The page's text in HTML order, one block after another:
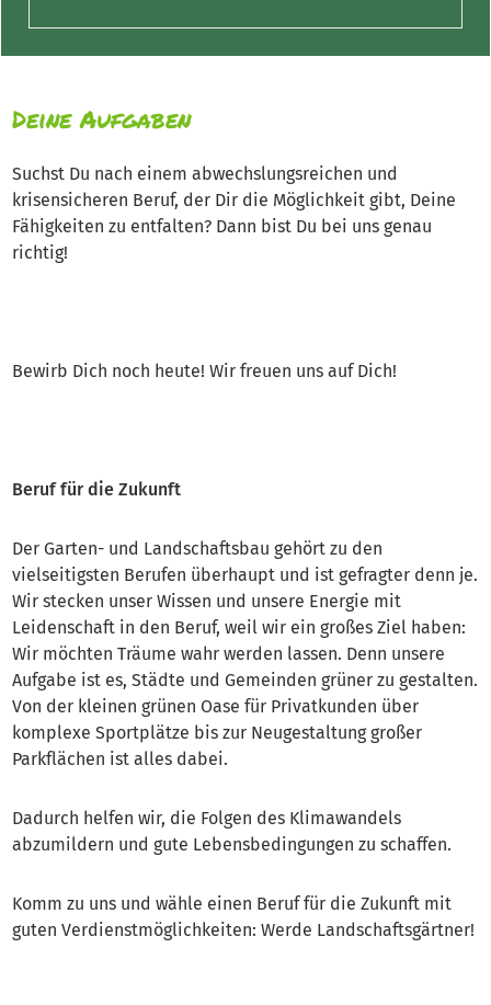
Deine Aufgaben
Suchst Du nach einem abwechslungsreichen und
krisensicheren Beruf, der Dir die Möglichkeit gibt, Deine
Fähigkeiten zu entfalten? Dann bist Du bei uns genau
richtig!
Bewirb Dich noch heute! Wir freuen uns auf Dich!
Beruf für die Zukunft
Der Garten- und Landschaftsbau gehört zu den
vielseitigsten Berufen überhaupt und ist gefragter denn je.
Wir stecken unser Wissen und unsere Energie mit
Leidenschaft in den Beruf, weil wir ein großes Ziel haben:
Wir möchten Träume wahr werden lassen. Denn unsere
Aufgabe ist es, Städte und Gemeinden grüner zu gestalten.
Von der kleinen grünen Oase für Privatkunden über
komplexe Sportplätze bis zur Neugestaltung großer
Parkflächen ist alles dabei.
Dadurch helfen wir, die Folgen des Klimawandels
abzumildern und gute Lebensbedingungen zu schaffen.
Komm zu uns und wähle einen Beruf für die Zukunft mit
guten Verdienstmöglichkeiten: Werde Landschaftsgärtner!